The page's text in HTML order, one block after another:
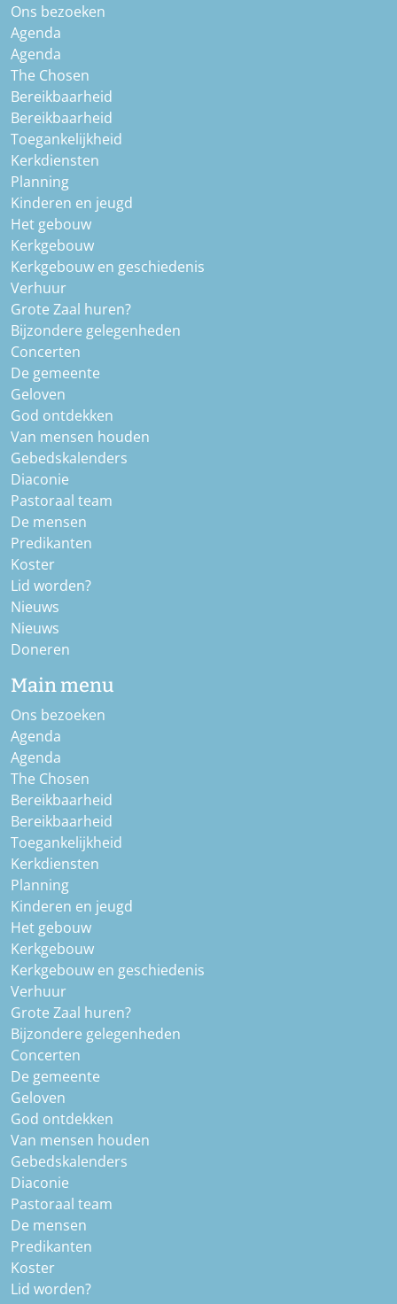
Ons bezoeken
Agenda
Agenda
The Chosen
Bereikbaarheid
Bereikbaarheid
Toegankelijkheid
Kerkdiensten
Planning
Kinderen en jeugd
Het gebouw
Kerkgebouw
Kerkgebouw en geschiedenis
Verhuur
Grote Zaal huren?
Bijzondere gelegenheden
Concerten
De gemeente
Geloven
God ontdekken
Van mensen houden
Gebedskalenders
Diaconie
Pastoraal team
De mensen
Predikanten
Koster
Lid worden?
Nieuws
Nieuws
Doneren
Main menu
Ons bezoeken
Agenda
Agenda
The Chosen
Bereikbaarheid
Bereikbaarheid
Toegankelijkheid
Kerkdiensten
Planning
Kinderen en jeugd
Het gebouw
Kerkgebouw
Kerkgebouw en geschiedenis
Verhuur
Grote Zaal huren?
Bijzondere gelegenheden
Concerten
De gemeente
Geloven
God ontdekken
Van mensen houden
Gebedskalenders
Diaconie
Pastoraal team
De mensen
Predikanten
Koster
Lid worden?